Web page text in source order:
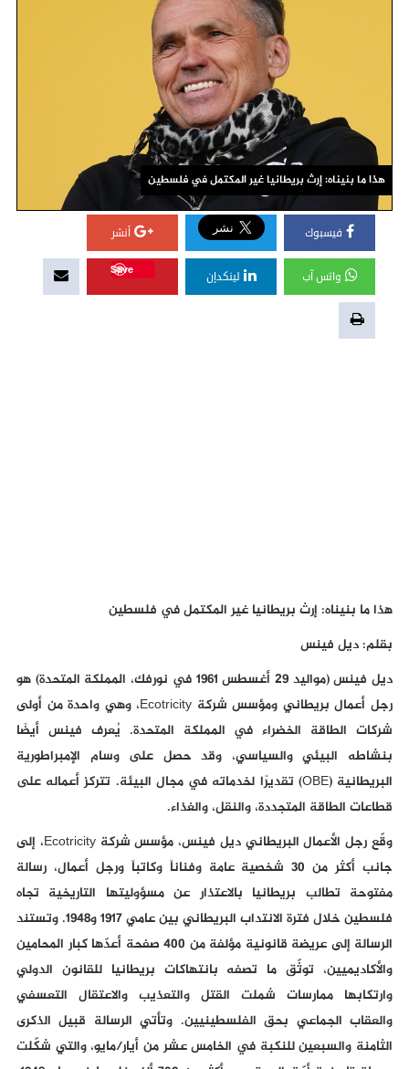
هذا ما بنيناه: إرث بريطانيا غير المكتمل في فلسطين
فيسبوك أنشر
واتس آب لينكدإن
Save
هذا ما بنيناه: إرث بريطانيا غير المكتمل في فلسطين
بقلم: ديل فينس
ديل فينس (مواليد 29 أغسطس 1961 في نورفك، المملكة المتحدة) هو
رجل أعمال بريطاني ومؤسس شركة Ecotricity، وهي واحدة من أولى
شركات الطاقة الخضراء في المملكة المتحدة. يُعرف فينس أيضًا
بنشاطه البيئي والسياسي، وقد حصل على وسام الإمبراطورية
البريطانية (OBE) تقديرًا لخدماته في مجال البيئة. تتركز أعماله على
قطاعات الطاقة المتجددة، والنقل، والغذاء.
وقّع رجل الأعمال البريطاني ديل فينس، مؤسس شركة Ecotricity، إلى
جانب أكثر من 30 شخصية عامة وفناناً وكاتباً ورجل أعمال، رسالة
مفتوحة تطالب بريطانيا بالاعتذار عن مسؤوليتها التاريخية تجاه
فلسطين خلال فترة الانتداب البريطاني بين عامي 1917 و1948. وتستند
الرسالة إلى عريضة قانونية مؤلفة من 400 صفحة أعدّها كبار المحامين
والأكاديميين، توثّق ما تصفه بانتهاكات بريطانيا للقانون الدولي
وارتكابها ممارسات شملت القتل والتعذيب والاعتقال التعسفي
والعقاب الجماعي بحق الفلسطينيين. وتأتي الرسالة قبيل الذكرى
الثامنة والسبعين للنكبة في الخامس عشر من أيار/مايو، والتي شكّلت